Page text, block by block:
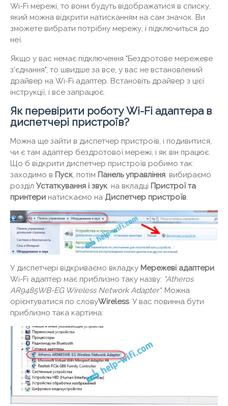
Wi-Fi мережі, то вони будуть відображатися в списку,
який можна відкрити натисканням на сам значок. Ви
зможете вибрати потрібну мережу, і підключиться до
неї.
Якщо у вас немає підключення "Бездротове мережеве
з'єднання", то швидше за все, у вас не встановлений
драйвер на Wi-Fi адаптер. Встановіть драйвер з цієї
інструкції, і все запрацює.
Як перевірити роботу Wi-Fi адаптера в
диспетчері пристроїв?
Можна ще зайти в диспетчер пристроїв, і подивитися,
чи є там адаптер бездротової мережі, і як він працює.
Що б відкрити диспетчер пристроїв робимо так:
заходимо в Пуск, потім Панель управління. вибираємо
розділ Устаткування і звук. на вкладці Пристрої та
принтери натискаємо на Диспетчер пристроїв.
У диспетчері відкриваємо вкладку Мережеві адаптери.
Wi-Fi адаптер має приблизно таку назву: "Atheros
AR9485WB-EG Wireless Network Adapter". Можна
орієнтуватися по словуWireless. У вас повинна бути
приблизно така картина: